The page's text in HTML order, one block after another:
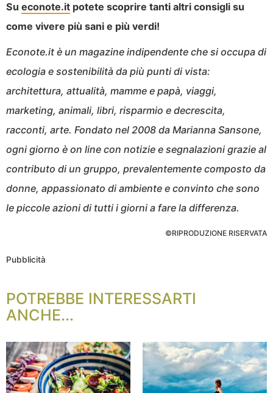
Su econote.it potete scoprire tanti altri consigli su
come vivere più sani e più verdi!
Econote.it è un magazine indipendente che si occupa di
ecologia e sostenibilità da più punti di vista:
architettura, attualità, mamme e papà, viaggi,
marketing, animali, libri, risparmio e decrescita,
racconti, arte. Fondato nel 2008 da Marianna Sansone,
ogni giorno è on line con notizie e segnalazioni grazie al
contributo di un gruppo, prevalentemente composto da
donne, appassionato di ambiente e convinto che sono
le piccole azioni di tutti i giorni a fare la differenza.
©RIPRODUZIONE RISERVATA
Pubblicità
POTREBBE INTERESSARTI
ANCHE...